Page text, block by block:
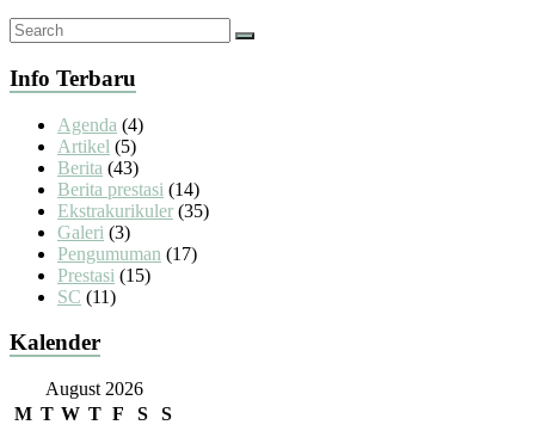
Info Terbaru
Agenda (4)
Artikel (5)
Berita (43)
Berita prestasi (14)
Ekstrakurikuler (35)
Galeri (3)
Pengumuman (17)
Prestasi (15)
SC (11)
Kalender
August 2026
M T W T F S
S